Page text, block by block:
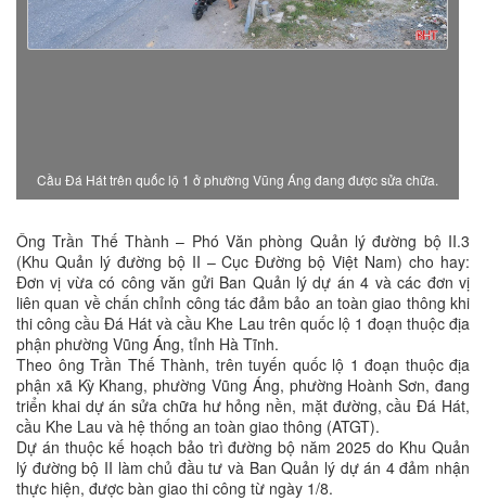
Cầu Đá Hát trên quốc lộ 1 ở phường Vũng Áng đang được sửa chữa.
Ông Trần Thế Thành – Phó Văn phòng Quản lý đường bộ II.3
(Khu Quản lý đường bộ II – Cục Đường bộ Việt Nam) cho hay:
Đơn vị vừa có công văn gửi Ban Quản lý dự án 4 và các đơn vị
liên quan về chấn chỉnh công tác đảm bảo an toàn giao thông khi
thi công cầu Đá Hát và cầu Khe Lau trên quốc lộ 1 đoạn thuộc địa
phận phường Vũng Áng, tỉnh Hà Tĩnh.
Theo ông Trần Thế Thành, trên tuyến quốc lộ 1 đoạn thuộc địa
phận xã Kỳ Khang, phường Vũng Áng, phường Hoành Sơn, đang
triển khai dự án sửa chữa hư hỏng nền, mặt đường, cầu Đá Hát,
cầu Khe Lau và hệ thống an toàn giao thông (ATGT).
Dự án thuộc kế hoạch bảo trì đường bộ năm 2025 do Khu Quản
lý đường bộ II làm chủ đầu tư và Ban Quản lý dự án 4 đảm nhận
thực hiện, được bàn giao thi công từ ngày 1/8.